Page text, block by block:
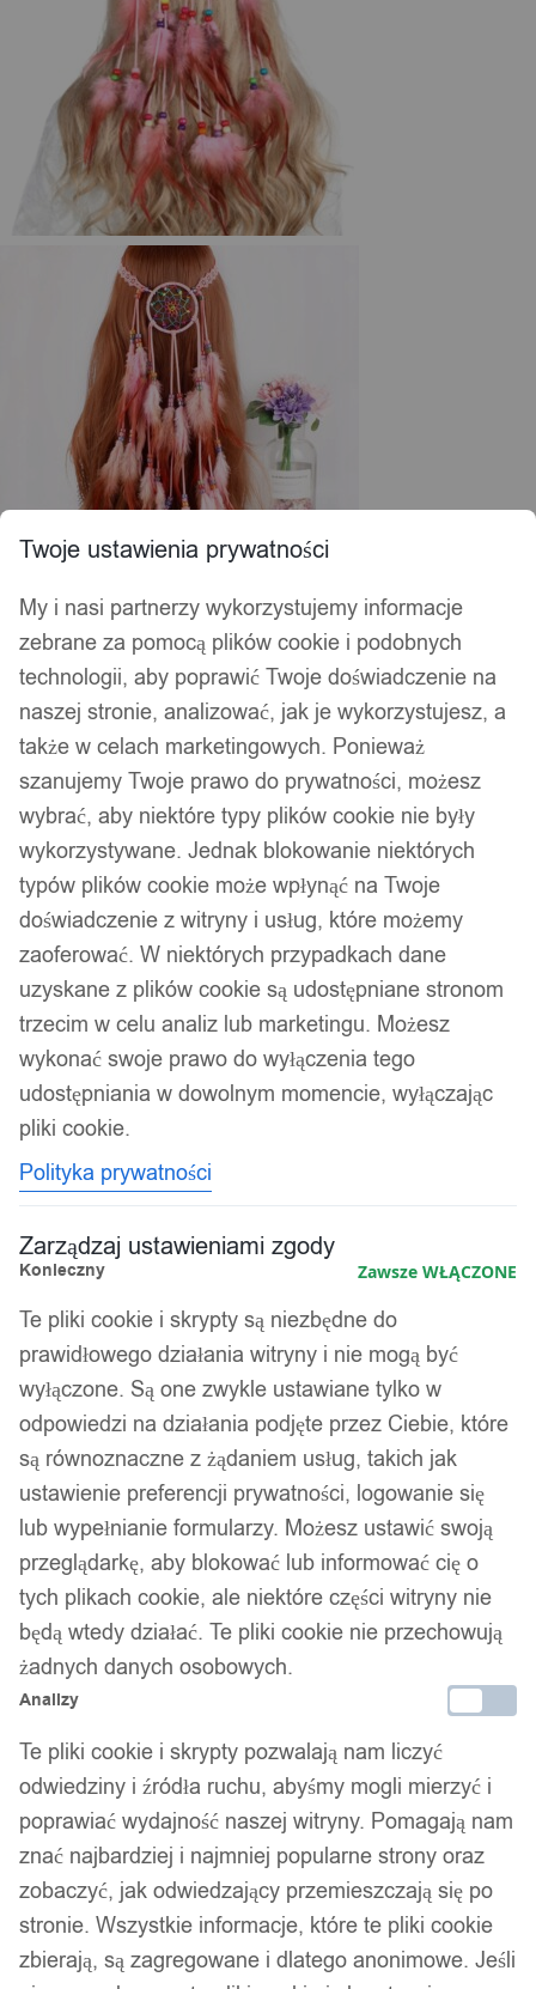
Twoje ustawienia prywatności
My i nasi partnerzy wykorzystujemy informacje
zebrane za pomocą plików cookie i podobnych
technologii, aby poprawić Twoje doświadczenie na
naszej stronie, analizować, jak je wykorzystujesz, a
także w celach marketingowych. Ponieważ
szanujemy Twoje prawo do prywatności, możesz
wybrać, aby niektóre typy plików cookie nie były
wykorzystywane. Jednak blokowanie niektórych
typów plików cookie może wpłynąć na Twoje
doświadczenie z witryny i usług, które możemy
zaoferować. W niektórych przypadkach dane
uzyskane z plików cookie są udostępniane stronom
trzecim w celu analiz lub marketingu. Możesz
wykonać swoje prawo do wyłączenia tego
udostępniania w dowolnym momencie, wyłączając
pliki cookie.
Polityka prywatności
Zarządzaj ustawieniami zgody
Konieczny Zawsze WŁĄCZONE
Te pliki cookie i skrypty są niezbędne do
prawidłowego działania witryny i nie mogą być
wyłączone. Są one zwykle ustawiane tylko w
odpowiedzi na działania podjęte przez Ciebie, które
są równoznaczne z żądaniem usług, takich jak
ustawienie preferencji prywatności, logowanie się
lub wypełnianie formularzy. Możesz ustawić swoją
przeglądarkę, aby blokować lub informować cię o
tych plikach cookie, ale niektóre części witryny nie
będą wtedy działać. Te pliki cookie nie przechowują
żadnych danych osobowych.
Analizy
Te pliki cookie i skrypty pozwalają nam liczyć
odwiedziny i źródła ruchu, abyśmy mogli mierzyć i
poprawiać wydajność naszej witryny. Pomagają nam
znać najbardziej i najmniej popularne strony oraz
zobaczyć, jak odwiedzający przemieszczają się po
stronie. Wszystkie informacje, które te pliki cookie
zbierają, są zagregowane i dlatego anonimowe. Jeśli